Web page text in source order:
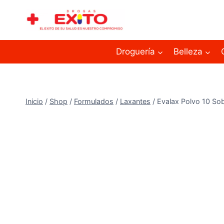
Droguería Belleza
Inicio / Shop / Formulados / Laxantes / Evalax Polvo 10